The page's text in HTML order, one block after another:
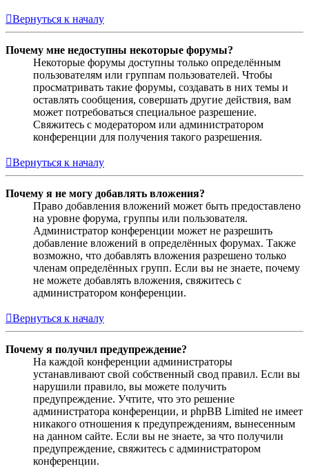
Вернуться к началу
Почему мне недоступны некоторые форумы?
Некоторые форумы доступны только определённым
пользователям или группам пользователей. Чтобы
просматривать такие форумы, создавать в них темы и
оставлять сообщения, совершать другие действия, вам
может потребоваться специальное разрешение.
Свяжитесь с модератором или администратором
конференции для получения такого разрешения.
Вернуться к началу
Почему я не могу добавлять вложения?
Право добавления вложений может быть предоставлено
на уровне форума, группы или пользователя.
Администратор конференции может не разрешить
добавление вложений в определённых форумах. Также
возможно, что добавлять вложения разрешено только
членам определённых групп. Если вы не знаете, почему
не можете добавлять вложения, свяжитесь с
администратором конференции.
Вернуться к началу
Почему я получил предупреждение?
На каждой конференции администраторы
устанавливают свой собственный свод правил. Если вы
нарушили правило, вы можете получить
предупреждение. Учтите, что это решение
администратора конференции, и phpBB Limited не имеет
никакого отношения к предупреждениям, вынесенным
на данном сайте. Если вы не знаете, за что получили
предупреждение, свяжитесь с администратором
конференции.